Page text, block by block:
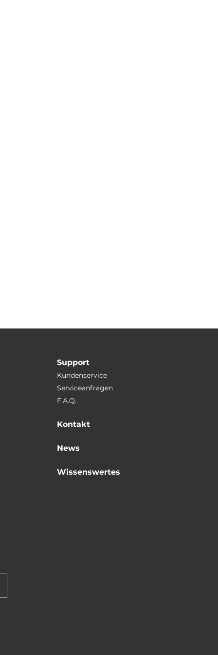
Support
Kundenservice
Serviceanfragen
F.A.Q.
Kontakt
News
Wissenswertes